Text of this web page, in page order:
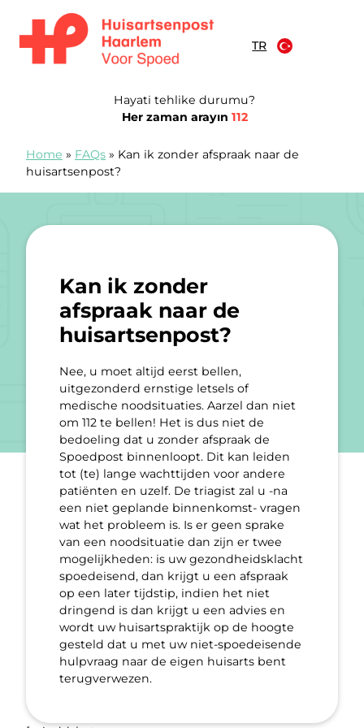
TR
Hayati tehlike durumu?
Her zaman arayın 112
Home » FAQs » Kan ik zonder afspraak naar de
huisartsenpost?
Kan ik zonder
afspraak naar de
huisartsenpost?
Nee, u moet altijd eerst bellen,
uitgezonderd ernstige letsels of
medische noodsituaties. Aarzel dan niet
om 112 te bellen! Het is dus niet de
bedoeling dat u zonder afspraak de
Spoedpost binnenloopt. Dit kan leiden
tot (te) lange wachttijden voor andere
patiënten en uzelf. De triagist zal u -na
een niet geplande binnenkomst- vragen
wat het probleem is. Is er geen sprake
van een noodsituatie dan zijn er twee
mogelijkheden: is uw gezondheidsklacht
spoedeisend, dan krijgt u een afspraak
op een later tijdstip, indien het niet
dringend is dan krijgt u een advies en
wordt uw huisartspraktijk op de hoogte
gesteld dat u met uw niet-spoedeisende
hulpvraag naar de eigen huisarts bent
terugverwezen.